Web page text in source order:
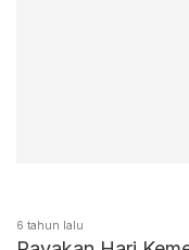
6 tahun lalu